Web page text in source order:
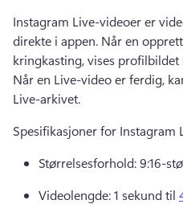
Instagram Live-videoer er
direkte i appen. Når en
Når en Live-video er ferdig,
Live-arkivet.
Spesifikasjoner for Instagram
Størrelsesforhold: 9:16-
Videolengde: 1 sekund til